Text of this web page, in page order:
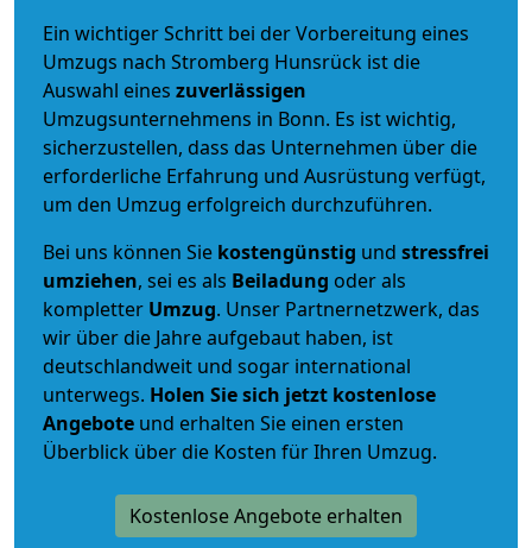
Ein wichtiger Schritt bei der Vorbereitung eines
Umzugs nach Stromberg Hunsrück ist die
Auswahl eines zuverlässigen
Umzugsunternehmens in Bonn. Es ist wichtig,
sicherzustellen, dass das Unternehmen über die
erforderliche Erfahrung und Ausrüstung verfügt,
um den Umzug erfolgreich durchzuführen.
Bei uns können Sie kostengünstig und stressfrei
umziehen, sei es als Beiladung oder als
kompletter Umzug. Unser Partnernetzwerk, das
wir über die Jahre aufgebaut haben, ist
deutschlandweit und sogar international
unterwegs. Holen Sie sich jetzt kostenlose
Angebote und erhalten Sie einen ersten
Überblick über die Kosten für Ihren Umzug.
Kostenlose Angebote erhalten